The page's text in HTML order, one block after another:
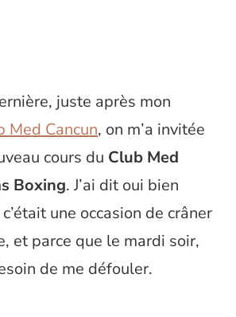
juste après mon
Med Cancun, on m’a invitée
cours du Club Med
Boxing. J’ai dit oui bien
une occasion de crâner
et parce que le mardi soir,
de me défouler.